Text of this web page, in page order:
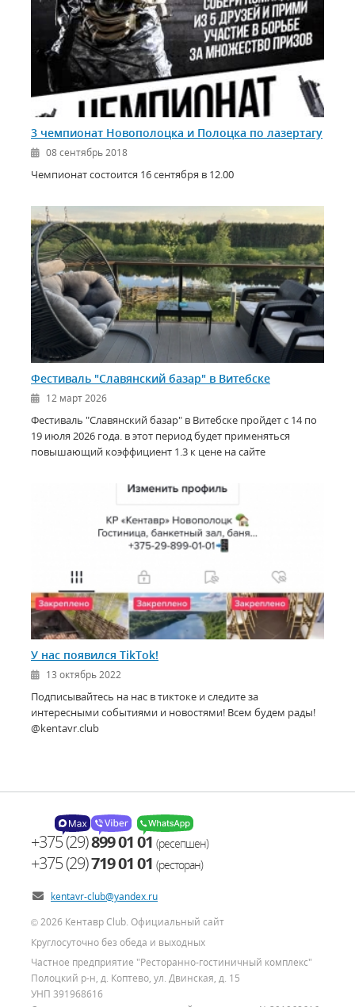
3 чемпионат Новополоцка и Полоцка по лазертагу
08 сентябрь 2018
Чемпионат состоится 16 сентября в 12.00
Фестиваль "Славянский базар" в Витебске
12 март 2026
Фестиваль "Славянский базар" в Витебске пройдет с 14 по
19 июля 2026 года. в этот период будет применяться
повышающий коэффициент 1.3 к цене на сайте
У нас появился TikTok!
13 октябрь 2022
Подписывайтесь на нас в тиктоке и следите за
интересными событиями и новостями! Всем будем рады!
@kentavr.club
+375 (29)899 01 01 (ресепшен)
+375 (29)719 01 01 (ресторан)
kentavr-club@yandex.ru
©2026 Кентавр Club. Официальный сайт
Круглосуточно без обеда и выходных
Частное предприятие "Ресторанно-гостиничный комплекс"
Полоцкий р-н, д. Коптево, ул. Двинская, д. 15
УНП 391968616